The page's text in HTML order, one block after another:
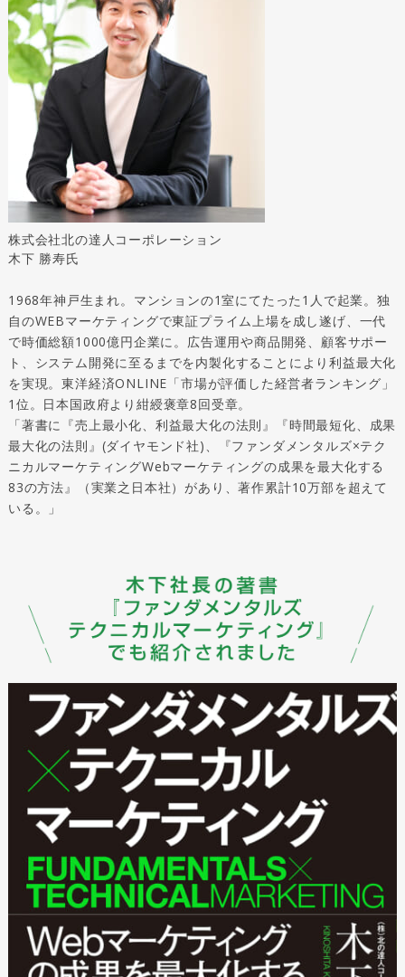
株式会社北の達人コーポレーション
木下 勝寿氏
1968年神戸生まれ。マンションの1室にてたった1人で起業。独
自のWEBマーケティングで東証プライム上場を成し遂げ、一代
で時価総額1000億円企業に。広告運用や商品開発、顧客サポー
ト、システム開発に至るまでを内製化することにより利益最大化
を実現。東洋経済ONLINE「市場が評価した経営者ランキング」
1位。日本国政府より紺綬褒章8回受章。
「著書に『売上最小化、利益最大化の法則』『時間最短化、成果
最大化の法則』(ダイヤモンド社)、『ファンダメンタルズ×テク
ニカルマーケティングWebマーケティングの成果を最大化する
83の方法』（実業之日本社）があり、著作累計10万部を超えて
いる。」